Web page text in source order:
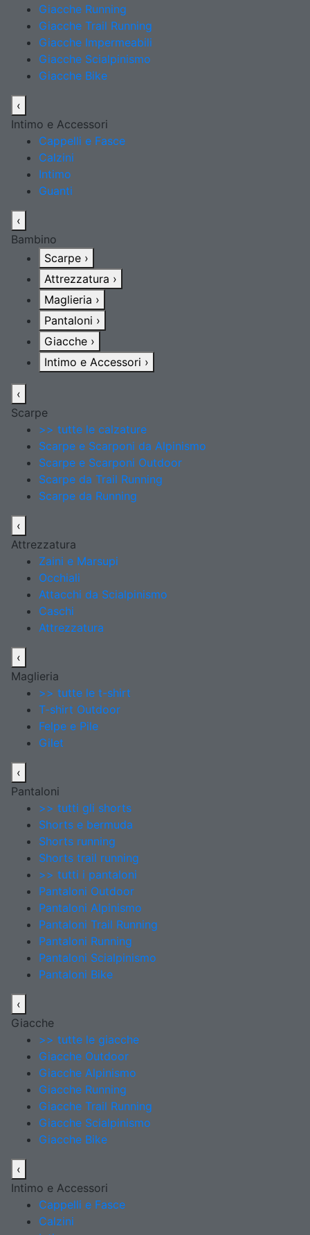
Giacche Running
Giacche Trail Running
Giacche Impermeabili
Giacche Scialpinismo
Giacche Bike
‹
Intimo e Accessori
Cappelli e Fasce
Calzini
Intimo
Guanti
‹
Bambino
Scarpe ›
Attrezzatura ›
Maglieria ›
Pantaloni ›
Giacche ›
Intimo e Accessori ›
‹
Scarpe
>> tutte le calzature
Scarpe e Scarponi da Alpinismo
Scarpe e Scarponi Outdoor
Scarpe da Trail Running
Scarpe da Running
‹
Attrezzatura
Zaini e Marsupi
Occhiali
Attacchi da Scialpinismo
Caschi
Attrezzatura
‹
Maglieria
>> tutte le t-shirt
T-shirt Outdoor
Felpe e Pile
Gilet
‹
Pantaloni
>> tutti gli shorts
Shorts e bermuda
Shorts running
Shorts trail running
>> tutti i pantaloni
Pantaloni Outdoor
Pantaloni Alpinismo
Pantaloni Trail Running
Pantaloni Running
Pantaloni Scialpinismo
Pantaloni Bike
‹
Giacche
>> tutte le giacche
Giacche Outdoor
Giacche Alpinismo
Giacche Running
Giacche Trail Running
Giacche Scialpinismo
Giacche Bike
‹
Intimo e Accessori
Cappelli e Fasce
Calzini